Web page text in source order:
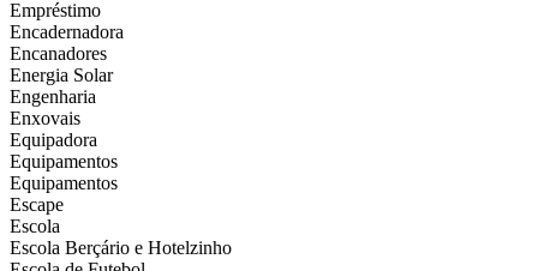
Empréstimo
Encadernadora
Encanadores
Energia Solar
Engenharia
Enxovais
Equipadora
Equipamentos
Equipamentos
Escape
Escola
Escola Berçário e Hotelzinho